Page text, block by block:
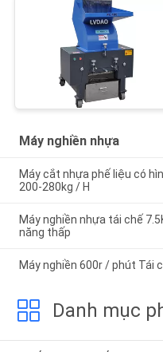
Máy nghiền nhựa
Máy cắt nhựa phế liệu có
200-280kg / H
Máy nghiền nhựa tái chế
năng thấp
Máy nghiền 600r / phút Tái
Danh mục